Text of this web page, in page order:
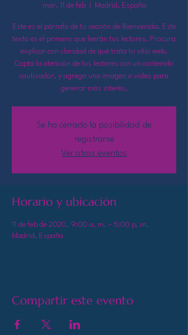
mar, 11 de feb
  |
Madrid, España
Este es el párrafo de tu sección de Bienvenida. Este
texto es el primero que leerán tus lectores. Procura
explicar con claridad de qué trata tu sitio web.
Capta la atención de tus lectores con un contenido
cautivador, y agrega una imagen o video para
generar más interés.
Se ha cerrado la posibilidad de
registrarse
Ver otros eventos
Horario y ubicación
11 de feb de 2020, 9:00 a. m. – 5:00 p. m.
Madrid, España
Compartir este evento